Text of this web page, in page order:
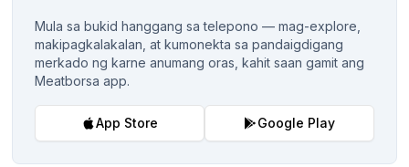
Mula sa bukid hanggang sa telepono — mag-explore,
makipagkalakalan, at kumonekta sa pandaigdigang
merkado ng karne anumang oras, kahit saan gamit ang
Meatborsa app.
App Store Google Play